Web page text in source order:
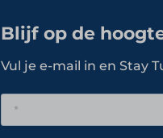
Blijf op de
Vul je e-mail in en Stay